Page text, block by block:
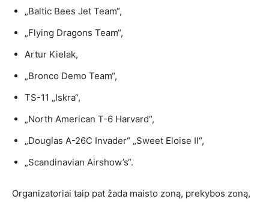
„Baltic Bees Jet Team“,
„Flying Dragons Team“,
Artur Kielak,
„Bronco Demo Team“,
TS-11 „Iskra“,
„North American T-6 Harvard“,
„Douglas A-26C Invader“ „Sweet Eloise II“,
„Scandinavian Airshow’s“.
Organizatoriai taip pat žada maisto zoną, prekybos zoną,